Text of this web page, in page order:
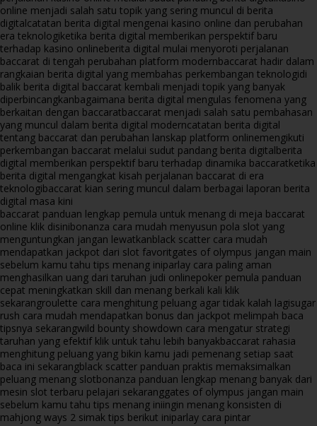
online menjadi salah satu topik yang sering muncul di berita
digitalcatatan berita digital mengenai kasino online dan perubahan
era teknologiketika berita digital memberikan perspektif baru
terhadap kasino onlineberita digital mulai menyoroti perjalanan
baccarat di tengah perubahan platform modernbaccarat hadir dalam
rangkaian berita digital yang membahas perkembangan teknologidi
balik berita digital baccarat kembali menjadi topik yang banyak
diperbincangkanbagaimana berita digital mengulas fenomena yang
berkaitan dengan baccaratbaccarat menjadi salah satu pembahasan
yang muncul dalam berita digital moderncatatan berita digital
tentang baccarat dan perubahan lanskap platform onlinemengikuti
perkembangan baccarat melalui sudut pandang berita digitalberita
digital memberikan perspektif baru terhadap dinamika baccaratketika
berita digital mengangkat kisah perjalanan baccarat di era
teknologibaccarat kian sering muncul dalam berbagai laporan berita
digital masa kini
baccarat panduan lengkap pemula untuk menang di meja baccarat
online klik disinibonanza cara mudah menyusun pola slot yang
menguntungkan jangan lewatkanblack scatter cara mudah
mendapatkan jackpot dari slot favoritgates of olympus jangan main
sebelum kamu tahu tips menang iniparlay cara paling aman
menghasilkan uang dari taruhan judi onlinepoker pemula panduan
cepat meningkatkan skill dan menang berkali kali klik
sekarangroulette cara menghitung peluang agar tidak kalah lagisugar
rush cara mudah mendapatkan bonus dan jackpot melimpah baca
tipsnya sekarangwild bounty showdown cara mengatur strategi
taruhan yang efektif klik untuk tahu lebih banyakbaccarat rahasia
menghitung peluang yang bikin kamu jadi pemenang setiap saat
baca ini sekarangblack scatter panduan praktis memaksimalkan
peluang menang slotbonanza panduan lengkap menang banyak dari
mesin slot terbaru pelajari sekaranggates of olympus jangan main
sebelum kamu tahu tips menang iniingin menang konsisten di
mahjong ways 2 simak tips berikut iniparlay cara pintar